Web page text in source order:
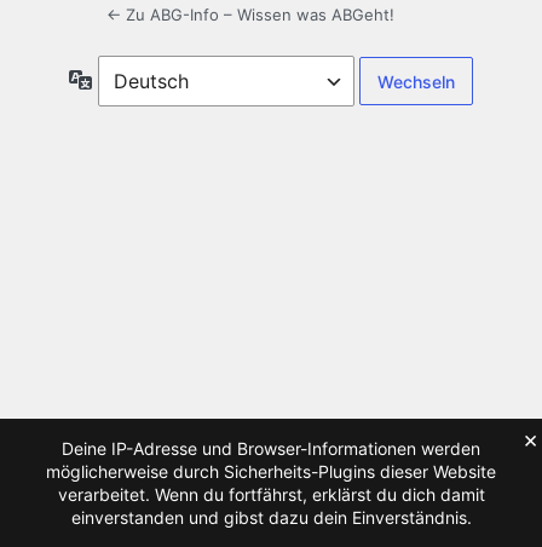
← Zu ABG-Info – Wissen was ABGeht!
Sprache
Deine IP-Adresse und Browser-Informationen werden
möglicherweise durch Sicherheits-Plugins dieser Website
verarbeitet. Wenn du fortfährst, erklärst du dich damit
einverstanden und gibst dazu dein Einverständnis.
×